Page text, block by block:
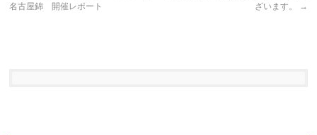
名古屋錦 開催レポート
ざいます。
→